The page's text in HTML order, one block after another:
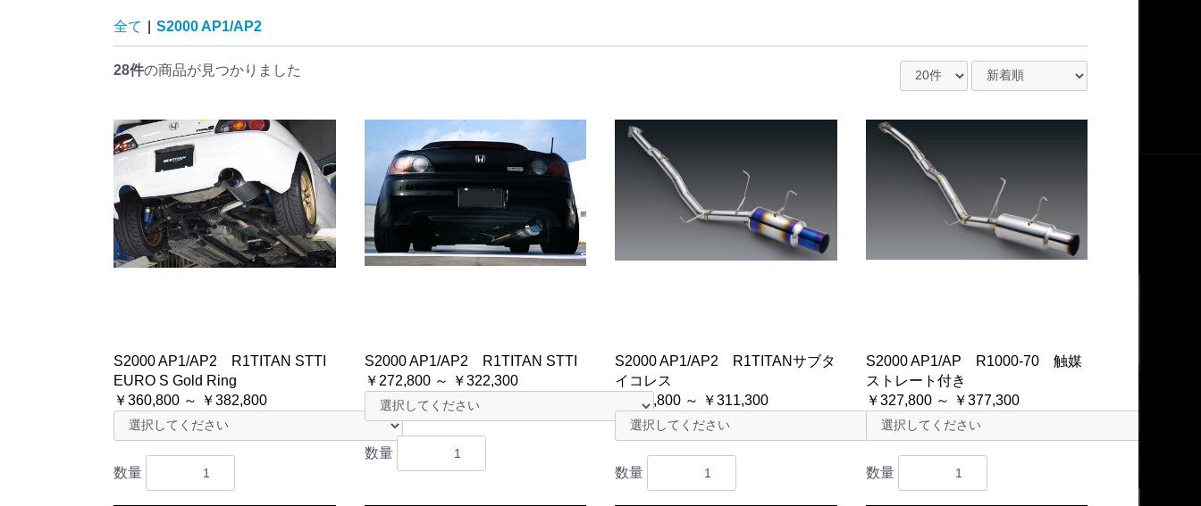
全て S2000 AP1/AP2
28件の商品が見つかりました
S2000 AP1/AP2 R1TITAN STTI
EURO S Gold Ring
￥360,800 ～ ￥382,800
数量
S2000 AP1/AP2 R1TITAN STTI
￥272,800 ～ ￥322,300
数量
S2000 AP1/AP2 R1TITANサブタ
イコレス
￥261,800 ～ ￥311,300
数量
S2000 AP1/AP R1000-70 触媒
ストレート付き
￥327,800 ～ ￥377,300
数量